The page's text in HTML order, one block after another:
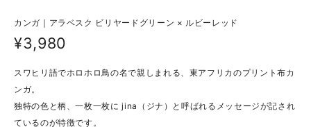
カンガ｜アラベスク ビリヤードグリーン × ルビーレッド
¥3,980
スワヒリ語でホロホロ鳥の名で親しまれる、東アフリカのプリント布カ
ンガ。
独特の色と柄、一枚一枚に jina（ジナ）と呼ばれるメッセージが記され
ているのが特徴です。